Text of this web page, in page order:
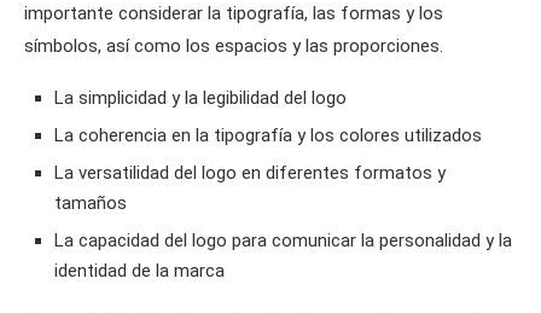
importante considerar la tipografía, las formas y los
símbolos, así como los espacios y las proporciones.
La simplicidad y la legibilidad del logo
La coherencia en la tipografía y los colores utilizados
La versatilidad del logo en diferentes formatos y
tamaños
La capacidad del logo para comunicar la personalidad y la
identidad de la marca